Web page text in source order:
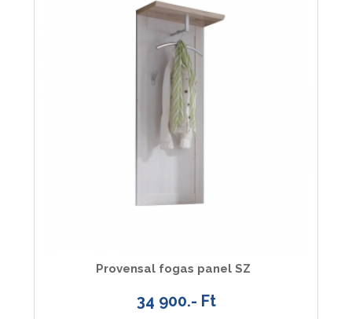
Provensal fogas panel SZ
34 900.- Ft